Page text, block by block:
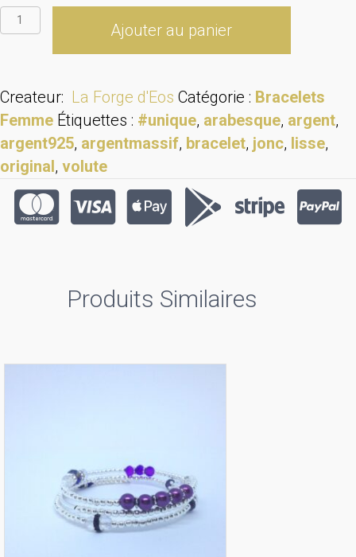
quantité
de
Jonc
ouvert
en
argent
massif
orné
d'arabesques
Forge
Ajouter au panier
Createur: La Forge d'Eos Catégorie : Bracelets
Femme Étiquettes : #unique, arabesque, argent,
argent925, argentmassif, bracelet, jonc, lisse,
original, volute
Produits Similaires